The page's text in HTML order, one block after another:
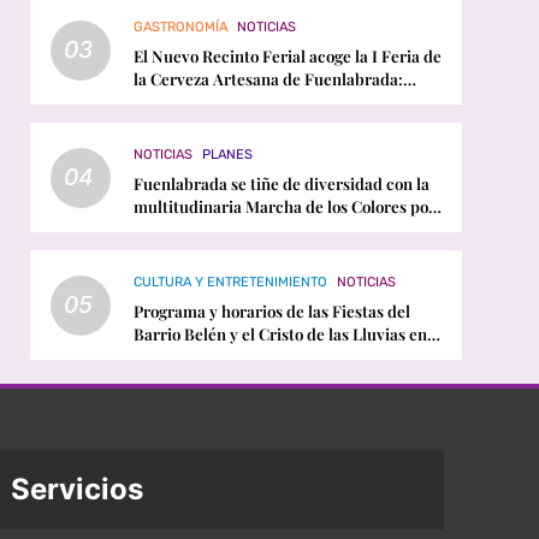
03
GASTRONOMÍA NOTICIAS
El Nuevo Recinto Ferial acoge la I Feria de
la Cerveza Artesana de Fuenlabrada:
horarios, conciertos y programación
04
NOTICIAS PLANES
Fuenlabrada se tiñe de diversidad con la
multitudinaria Marcha de los Colores por
el Orgullo LGTBI
05
CULTURA Y ENTRETENIMIENTO NOTICIAS
Programa y horarios de las Fiestas del
Barrio Belén y el Cristo de las Lluvias en
Fuenlabrada
Servicios